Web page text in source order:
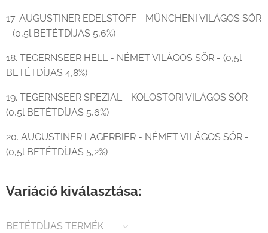
17. AUGUSTINER EDELSTOFF - MÜNCHENI VILÁGOS SÖR
- (0,5l BETÉTDÍJAS 5,6%)
18. TEGERNSEER HELL - NÉMET VILÁGOS SÖR - (0,5l
BETÉTDÍJAS 4,8%)
19. TEGERNSEER SPEZIAL - KOLOSTORI VILÁGOS SÖR -
(0,5l BETÉTDÍJAS 5,6%)
20. AUGUSTINER LAGERBIER - NÉMET VILÁGOS SÖR -
(0,5l BETÉTDÍJAS 5,2%)
Variáció kiválasztása:
BETÉTDÍJAS TERMÉK